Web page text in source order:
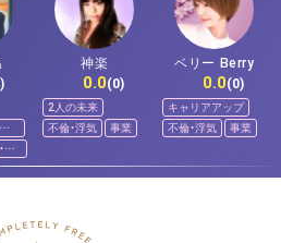
友
神楽
0.0(0)
2人の未来
不倫・浮気
事業
ベリー Berry
0.0(0)
キャリアアップ
不倫・浮気
事業